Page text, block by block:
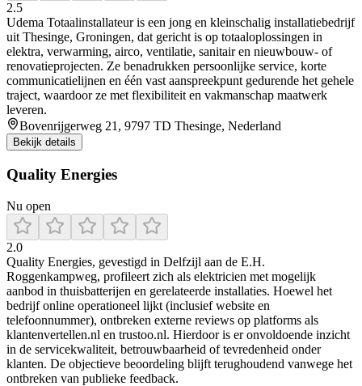
2.5
Udema Totaalinstallateur is een jong en kleinschalig installatiebedrijf
uit Thesinge, Groningen, dat gericht is op totaaloplossingen in
elektra, verwarming, airco, ventilatie, sanitair en nieuwbouw- of
renovatieprojecten. Ze benadrukken persoonlijke service, korte
communicatielijnen en één vast aanspreekpunt gedurende het gehele
traject, waardoor ze met flexibiliteit en vakmanschap maatwerk
leveren.
Bovenrijgerweg 21, 9797 TD Thesinge, Nederland
Bekijk details
Quality Energies
Nu open
2.0
Quality Energies, gevestigd in Delfzijl aan de E.H.
Roggenkampweg, profileert zich als elektricien met mogelijk
aanbod in thuisbatterijen en gerelateerde installaties. Hoewel het
bedrijf online operationeel lijkt (inclusief website en
telefoonnummer), ontbreken externe reviews op platforms als
klantenvertellen.nl en trustoo.nl. Hierdoor is er onvoldoende inzicht
in de servicekwaliteit, betrouwbaarheid of tevredenheid onder
klanten. De objectieve beoordeling blijft terughoudend vanwege het
ontbreken van publieke feedback.